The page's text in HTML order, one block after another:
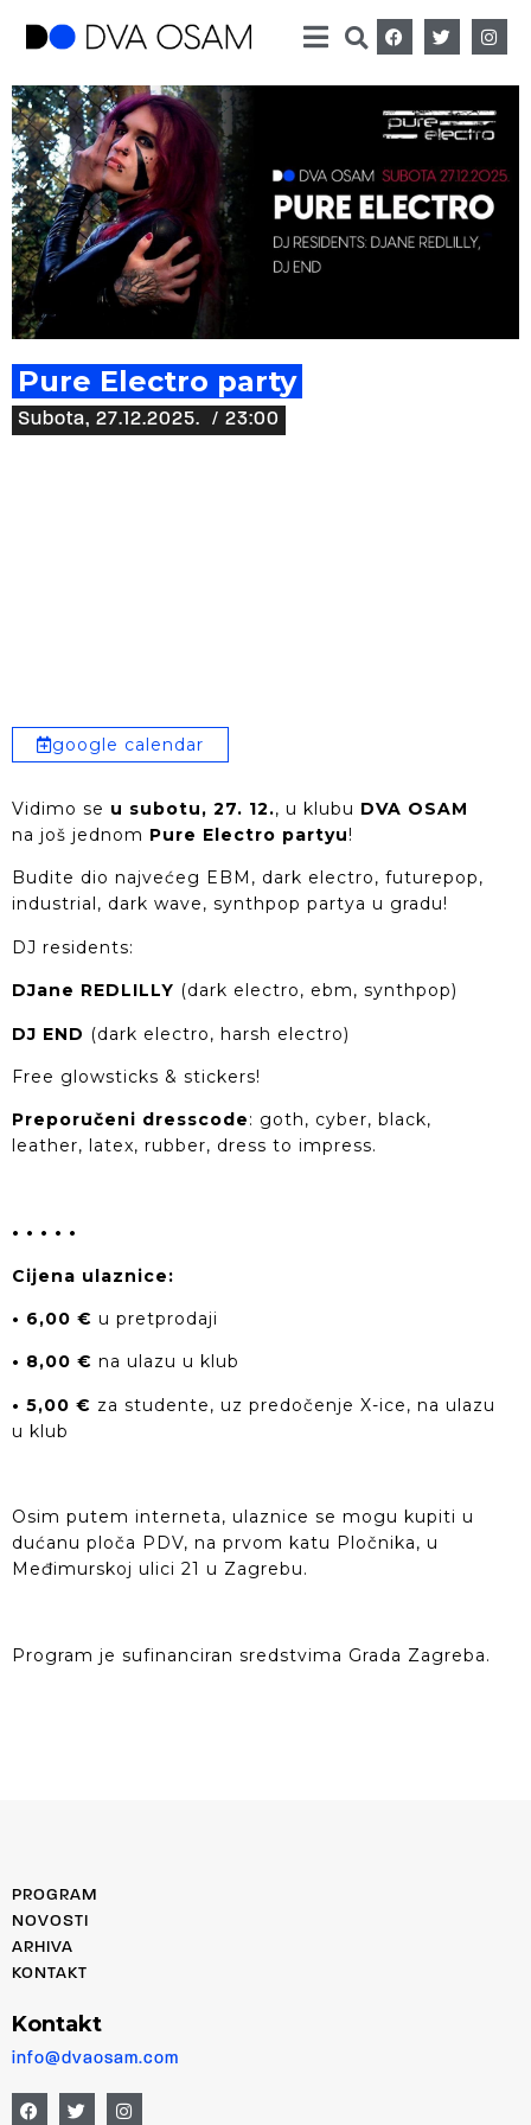
Pure Electro party
Subota, 27.12.2025. / 23:00
google calendar
Vidimo se u subotu, 27. 12., u klubu DVA OSAM
na još jednom Pure Electro partyu!
Budite dio najvećeg EBM, dark electro, futurepop,
industrial, dark wave, synthpop partya u gradu!
DJ residents:
DJane REDLILLY (dark electro, ebm, synthpop)
DJ END (dark electro, harsh electro)
Free glowsticks & stickers!
Preporučeni dresscode: goth, cyber, black,
leather, latex, rubber, dress to impress.
• • • • •
Cijena ulaznice:
• 6,00 € u pretprodaji
• 8,00 € na ulazu u klub
• 5,00 € za studente, uz predočenje X-ice, na ulazu
u klub
Osim putem interneta, ulaznice se mogu kupiti u
dućanu ploča PDV, na prvom katu Pločnika, u
Međimurskoj ulici 21 u Zagrebu.
Program je sufinanciran sredstvima Grada Zagreba.
PROGRAM
NOVOSTI
ARHIVA
KONTAKT
Kontakt
info@dvaosam.com